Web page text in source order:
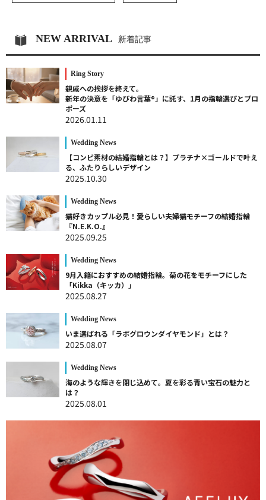
NEW ARRIVAL 新着記事
Ring Story
親戚への挨拶を終えて。
新年の決意を「ゆびわ言葉®」に託す、1月の指輪選びとプロ
ポーズ
2026.01.11
Wedding News
【コンビ素材の結婚指輪とは？】プラチナ×ゴールドで叶え
る、ふたりらしいデザイン
2025.10.30
Wedding News
猫好きカップル必見！愛らしい夫婦猫モチーフの結婚指輪
『N.E.K.O.』
2025.09.25
Wedding News
9月入籍におすすめの結婚指輪。菊の花をモチーフにした
「Kikka（キッカ）」
2025.08.27
Wedding News
いま選ばれる「ラボグロウンダイヤモンド」とは？
2025.08.07
Wedding News
海のような輝きを閉じ込めて。夏を彩る青い宝石の魅力と
は？
2025.08.01